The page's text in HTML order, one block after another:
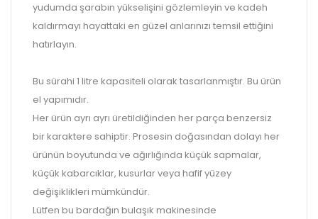
yudumda şarabın yükselişini gözlemleyin ve kadeh
kaldırmayı hayattaki en güzel anlarınızı temsil ettiğini
hatırlayın.
Bu sürahi 1 litre kapasiteli olarak tasarlanmıştır. Bu ürün
el yapımıdır.
Her ürün ayrı ayrı üretildiğinden her parça benzersiz
bir karaktere sahiptir. Prosesin doğasından dolayı her
ürünün boyutunda ve ağırlığında küçük sapmalar,
küçük kabarcıklar, kusurlar veya hafif yüzey
değişiklikleri mümkündür.
Lütfen bu bardağın bulaşık makinesinde